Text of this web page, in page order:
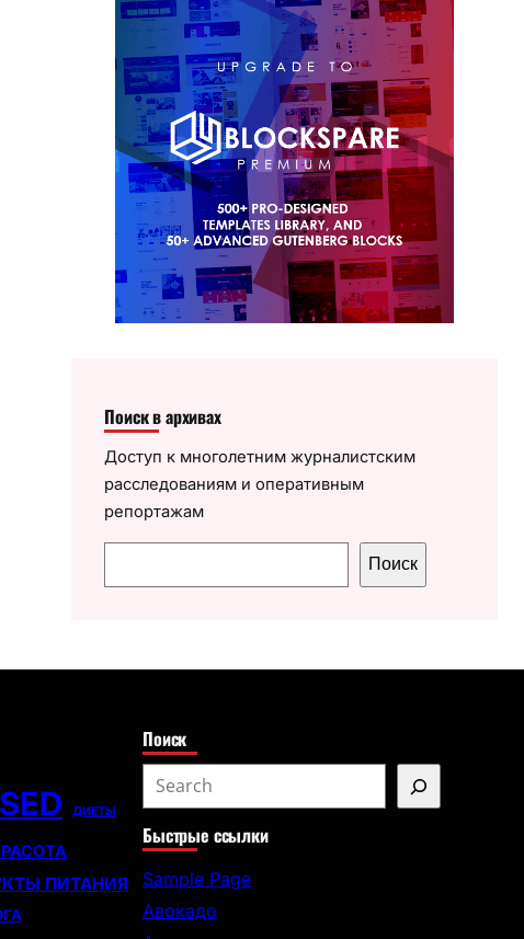
Поиск в архивах
Доступ к многолетним журналистским
расследованиям и оперативным
репортажам
о
Поиск
ДИЕТЫ
ПИТАНИЯ
Поиск
e
a
r
c
h
Быстрые ссылки
Sample Page
Авокадо